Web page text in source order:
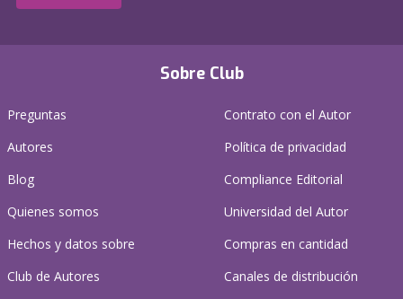
Sobre Club
Preguntas
Autores
Blog
Quienes somos
Hechos y datos sobre
Club de Autores
Contrato con el Autor
Política de privacidad
Compliance Editorial
Universidad del Autor
Compras en cantidad
Canales de distribución